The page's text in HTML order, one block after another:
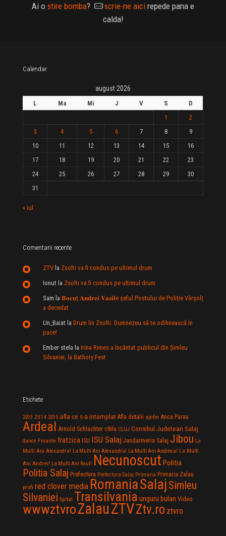
Ai o stire bomba? scrie-ne aici repede pana e
calda!
Calendar
august 2026
L Ma Mi J V S
D
1
2
3
4 5 6 7 8
9
10
11 12 13 14 15
16
17
18 19 20 21 22
23
24
25 26 27 28 29
30
31
« iul.
Comentarii recente
ZTV la Zsolti va fi condus pe ultimul drum
Ionut la Zsolti va fi condus pe ultimul drum
Sam la 𝐁𝐨𝐜𝐮ț 𝐀𝐧𝐝𝐫𝐞𝐢 𝐕𝐚𝐬𝐢𝐥e şeful Postului de Poliție Vârșolț
a decedat
Un_Baiat la Drum lin Zsolti. Dumnezeu sã te odihneascã în
pace!
Ember stela la Irina Rimes a încântat publicul din Şimleu
Silvaniei, la Bathory Fest
Etichete
2013 2014 2015 afla ce s-a intamplat Afla detalii ajofm Anca Parau
Ardeal Arnold Schlachter c8ilu CLUJ Consiliul Judetean Salaj
dance Finante fratzica ISU ISU Salaj Jandarmeria Salaj Jibou La
Multi Ani Alexandra! La Multi Ani Alexandru! La Multi Ani Andreea! La Multi
Ani Andrei! La Multi Ani Raul! Necunoscut Politia
Politia Salaj Prefectura Prefectura Salaj Primaria Primaria Zalau
profi red clover media RomaniaSalaj Simleu
Silvaniei Spital Transilvania unguru bulan Video
wwwztvroZalauZTVZtv.ro ztvro